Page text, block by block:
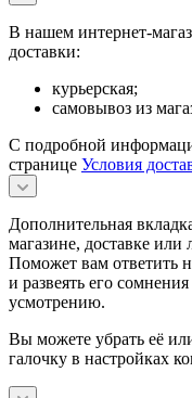
В нашем интернет-
доставки:
курьерская;
самовывоз из
С подробной
странице Условия
Дополнительная
магазине, доставке или
Поможет вам ответить
и развеять его
усмотрению.
Вы можете убрать её
галочку в настройках